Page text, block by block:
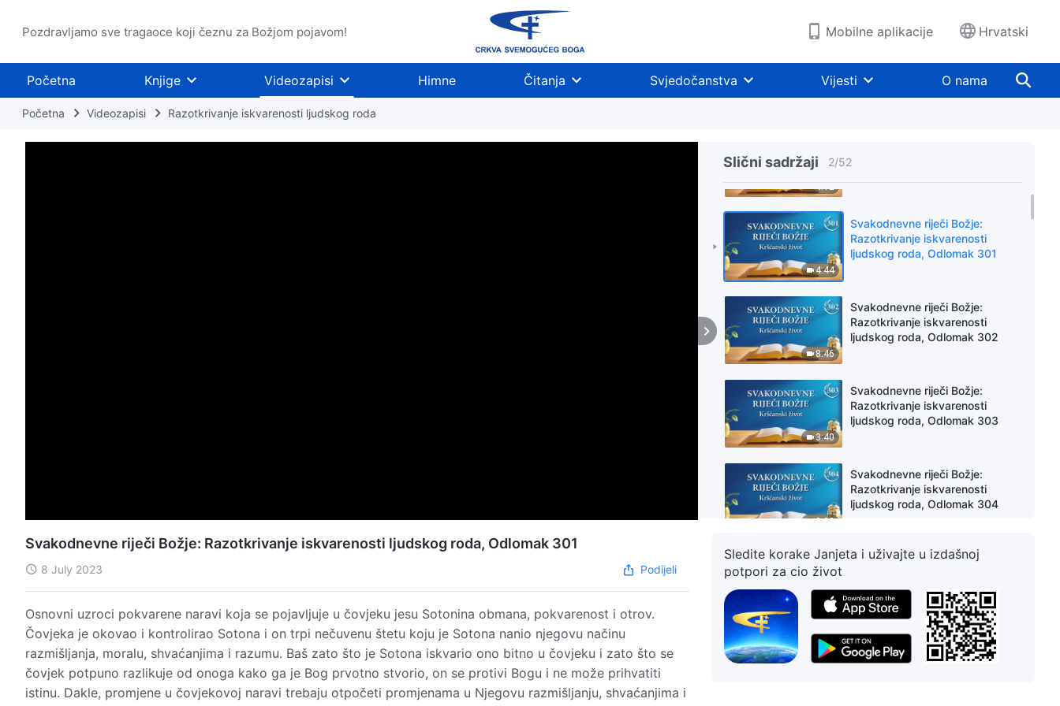
Pozdravljamo sve tragaoce koji čeznu za Božjom pojavom! Mobilne aplikacije Hrvatski
Početna Knjige Videozapisi Himne Čitanja Svjedočanstva Vijesti O nama
Početna Videozapisi Razotkrivanje iskvarenosti ljudskog roda
Slični sadržaji 2/52
4:12
ljudskog roda, Odlomak 300
4:44
Svakodnevne riječi Božje:
Razotkrivanje iskvarenosti
ljudskog roda, Odlomak 301
8:46
Svakodnevne riječi Božje:
Razotkrivanje iskvarenosti
ljudskog roda, Odlomak 302
3:40
Svakodnevne riječi Božje:
Razotkrivanje iskvarenosti
ljudskog roda, Odlomak 303
8:08
Svakodnevne riječi Božje:
Razotkrivanje iskvarenosti
ljudskog roda, Odlomak 304
8:57
Svakodnevne riječi Božje:
ljudskog roda, Odlomak 305
Svakodnevne riječi Božje:
Razotkrivanje iskvarenosti
Svakodnevne riječi Božje: Razotkrivanje iskvarenosti ljudskog roda, Odlomak 301
8 July 2023 Podijeli
Osnovni uzroci pokvarene naravi koja se pojavljuje u čovjeku jesu Sotonina obmana, pokvarenost i otrov.
Čovjeka je okovao i kontrolirao Sotona i on trpi nečuvenu štetu koju je Sotona nanio njegovu načinu
razmišljanja, moralu, shvaćanjima i razumu. Baš zato što je Sotona iskvario ono bitno u čovjeku i zato što se
čovjek potpuno razlikuje od onoga kako ga je Bog prvotno stvorio, on se protivi Bogu i ne može prihvatiti
istinu. Dakle, promjene u čovjekovoj naravi trebaju otpočeti promjenama u Njegovu razmišljanju, shvaćanjima i
Sledite korake Janjeta i uživajte u izdašnoj
potpori za cio život